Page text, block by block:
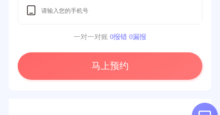
一对一对账 0报错 0漏报
马上预约